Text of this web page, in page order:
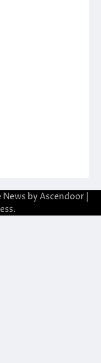
News by Ascendoor|
.